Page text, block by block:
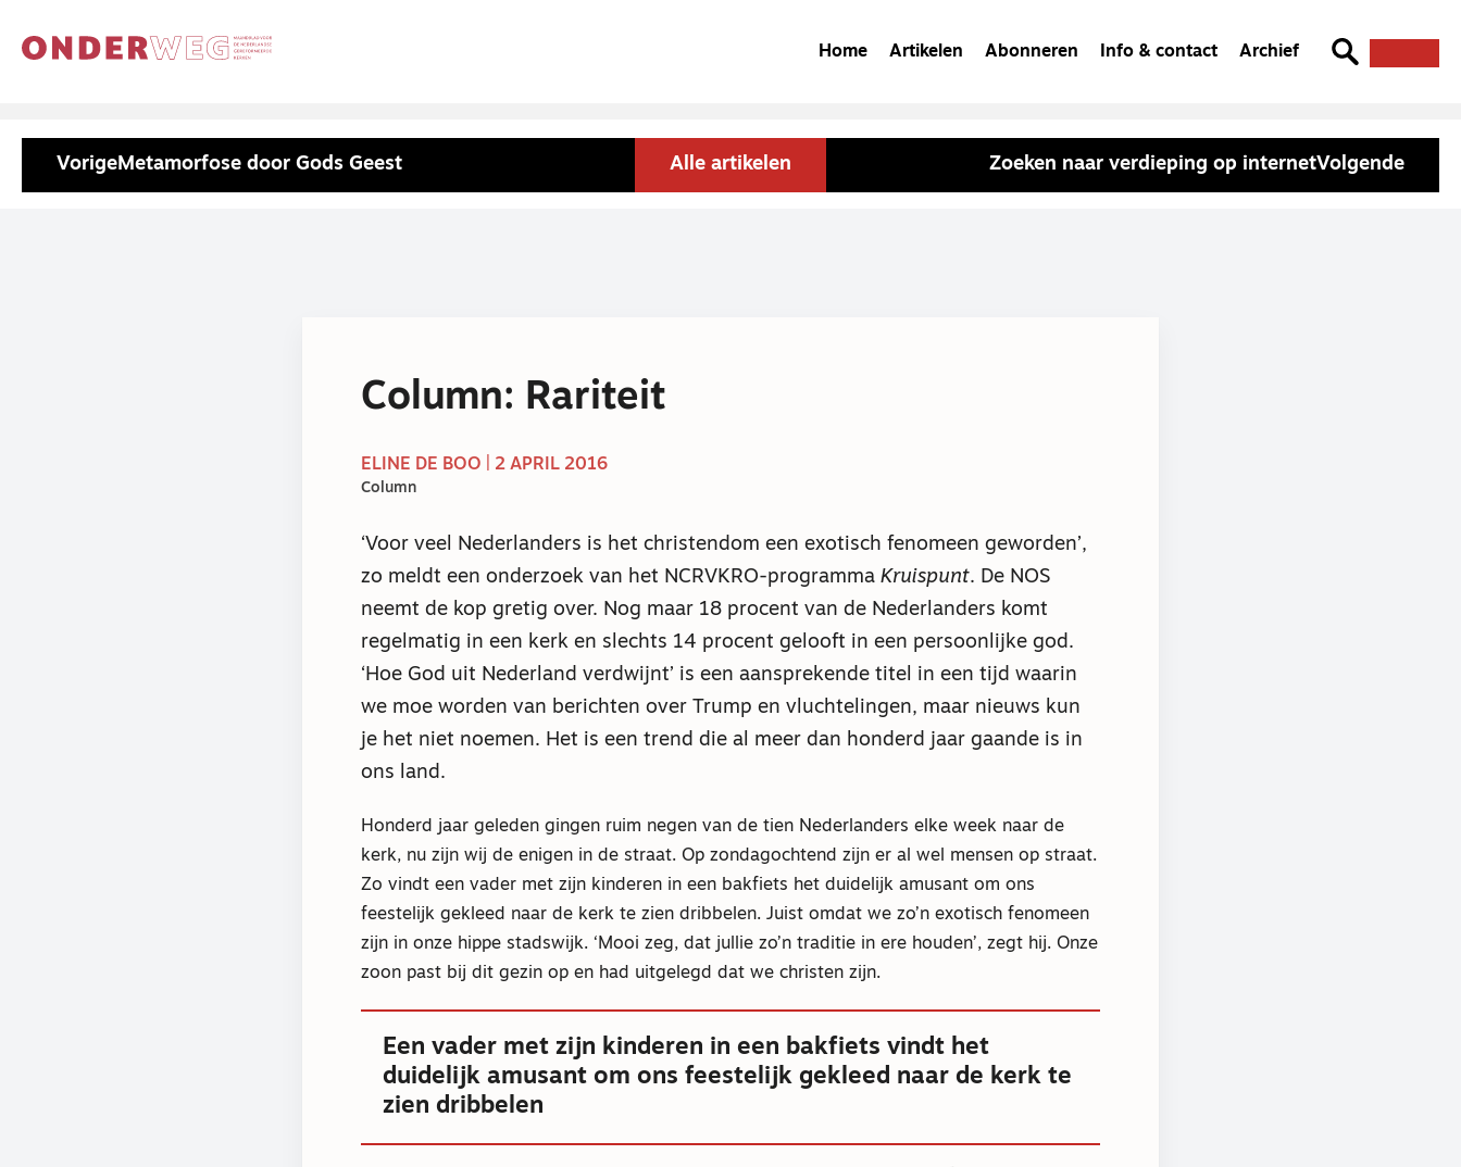
Home Artikelen Abonneren Info & contact Archief
VorigeMetamorfose door Gods Geest Alle artikelen Zoeken naar verdieping op internetVolgende
Column: Rariteit
ELINE DE BOO | 2 APRIL 2016
Column
‘Voor veel Nederlanders is het christendom een exotisch fenomeen geworden’,
zo meldt een onderzoek van het NCRVKRO-programma Kruispunt. De NOS
neemt de kop gretig over. Nog maar 18 procent van de Nederlanders komt
regelmatig in een kerk en slechts 14 procent gelooft in een persoonlijke god.
‘Hoe God uit Nederland verdwijnt’ is een aansprekende titel in een tijd waarin
we moe worden van berichten over Trump en vluchtelingen, maar nieuws kun
je het niet noemen. Het is een trend die al meer dan honderd jaar gaande is in
ons land.
Honderd jaar geleden gingen ruim negen van de tien Nederlanders elke week naar de
kerk, nu zijn wij de enigen in de straat. Op zondagochtend zijn er al wel mensen op straat.
Zo vindt een vader met zijn kinderen in een bakfiets het duidelijk amusant om ons
feestelijk gekleed naar de kerk te zien dribbelen. Juist omdat we zo’n exotisch fenomeen
zijn in onze hippe stadswijk. ‘Mooi zeg, dat jullie zo’n traditie in ere houden’, zegt hij. Onze
zoon past bij dit gezin op en had uitgelegd dat we christen zijn.
Een vader met zijn kinderen in een bakfiets vindt het
duidelijk amusant om ons feestelijk gekleed naar de kerk te
zien dribbelen